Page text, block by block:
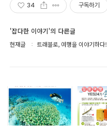
34 구독하기
'잡다한 이야기'의 다른글
현재글 트래블로, 여행을 이야기하다!